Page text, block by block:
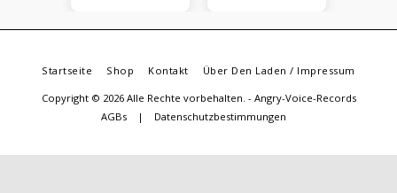
Startseite Shop Kontakt Über Den Laden / Impressum
Copyright © 2026 Alle Rechte vorbehalten. - Angry-Voice-Records
AGBs| Datenschutzbestimmungen